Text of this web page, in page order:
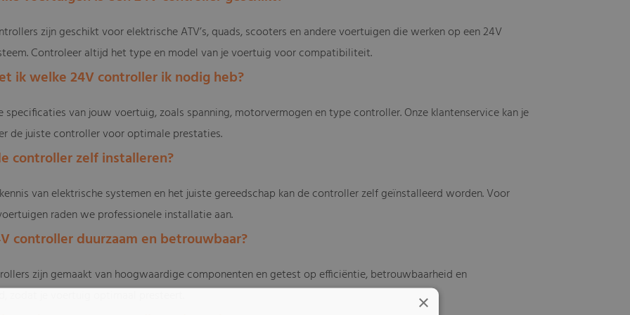
zijn geschikt voor elektrische ATV’s, quads, scooters en andere voertuigen die werken op een 24V
Controleer altijd het type en model van je voertuig voor compatibiliteit.
ik welke 24V controller ik nodig heb?
specificaties van jouw voertuig, zoals spanning, motorvermogen en type controller. Onze klantenservice kan je
de juiste controller voor optimale prestaties.
controller zelf installeren?
van elektrische systemen en het juiste gereedschap kan de controller zelf geïnstalleerd worden. Voor
raden we professionele installatie aan.
controller duurzaam en betrouwbaar?
zijn gemaakt van hoogwaardige componenten en getest op efficiëntie, betrouwbaarheid en
×